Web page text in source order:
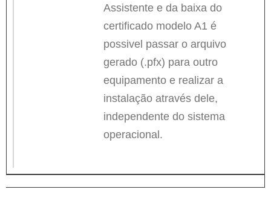
Assistente e da baixa do
certificado modelo A1 é
possivel passar o arquivo
gerado (.pfx) para outro
equipamento e realizar a
instalação através dele,
independente do sistema
operacional.